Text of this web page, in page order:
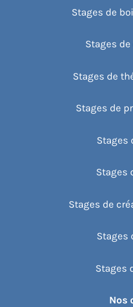
Stages de
Stages
Stages de
Stages de
Stages
Stages
Stages de
Stages
Stages
Nos